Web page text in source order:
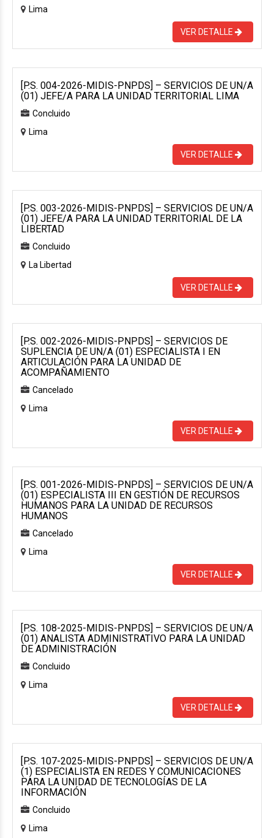
Lima
VER DETALLE
[P.S. 004-2026-MIDIS-PNPDS] – SERVICIOS DE UN/A
(01) JEFE/A PARA LA UNIDAD TERRITORIAL LIMA
Concluido
Lima
VER DETALLE
[P.S. 003-2026-MIDIS-PNPDS] – SERVICIOS DE UN/A
(01) JEFE/A PARA LA UNIDAD TERRITORIAL DE LA
LIBERTAD
Concluido
La Libertad
VER DETALLE
[P.S. 002-2026-MIDIS-PNPDS] – SERVICIOS DE
SUPLENCIA DE UN/A (01) ESPECIALISTA I EN
ARTICULACIÓN PARA LA UNIDAD DE
ACOMPAÑAMIENTO
Cancelado
Lima
VER DETALLE
[P.S. 001-2026-MIDIS-PNPDS] – SERVICIOS DE UN/A
(01) ESPECIALISTA III EN GESTIÓN DE RECURSOS
HUMANOS PARA LA UNIDAD DE RECURSOS
HUMANOS
Cancelado
Lima
VER DETALLE
[P.S. 108-2025-MIDIS-PNPDS] – SERVICIOS DE UN/A
(01) ANALISTA ADMINISTRATIVO PARA LA UNIDAD
DE ADMINISTRACIÓN
Concluido
Lima
VER DETALLE
[P.S. 107-2025-MIDIS-PNPDS] – SERVICIOS DE UN/A
(1) ESPECIALISTA EN REDES Y COMUNICACIONES
PARA LA UNIDAD DE TECNOLOGÍAS DE LA
INFORMACIÓN
Concluido
Lima